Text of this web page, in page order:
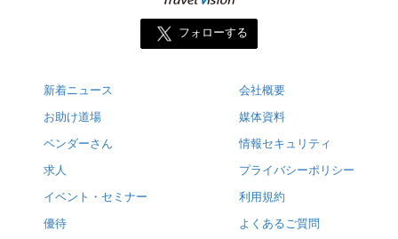
フォローする
新着ニュース
お助け道場
ベンダーさん
求人
イベント・セミナー
優待
会社概要
媒体資料
情報セキュリティ
プライバシーポリシー
利用規約
よくあるご質問